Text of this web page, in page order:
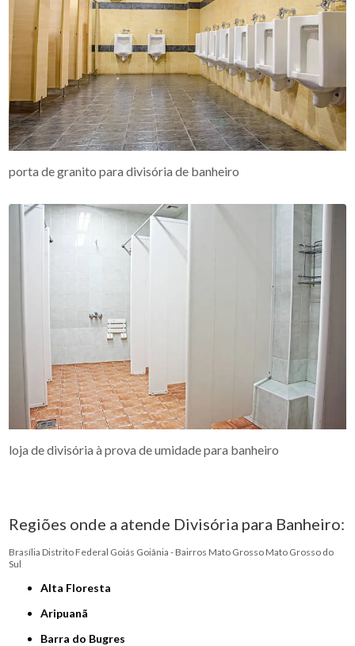
porta de granito para divisória de banheiro
loja de divisória à prova de umidade para banheiro
Regiões onde a atende Divisória para Banheiro:
Brasília Distrito Federal Goiás Goiânia - Bairros Mato Grosso Mato Grosso do
Sul
Alta Floresta
Aripuanã
Barra do Bugres